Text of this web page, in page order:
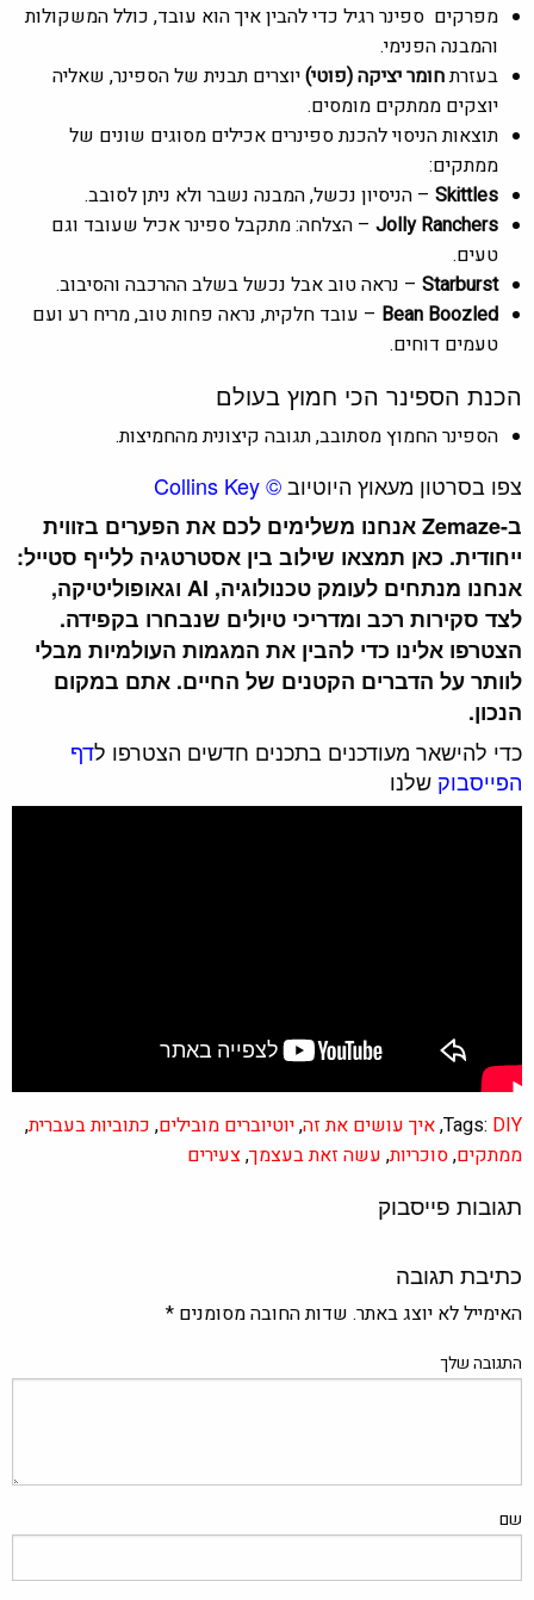
מפרקים ספינר רגיל כדי להבין איך הוא עובד, כולל המשקולות
והמבנה הפנימי.
בעזרתחומר יציקה (פוטי)יוצרים תבנית של הספינר, שאליה
יוצקים ממתקים מומסים.
תוצאות הניסוי להכנת ספינרים אכילים מסוגים שונים של
ממתקים:
Skittles – הניסיון נכשל, המבנה נשבר ולא ניתן לסובב.
Jolly Ranchers – הצלחה: מתקבל ספינר אכיל שעובד וגם
טעים.
Starburst – נראה טוב אבל נכשל בשלב ההרכבה והסיבוב.
Bean Boozled – עובד חלקית, נראה פחות טוב, מריח רע ועם
טעמים דוחים.
הכנת הספינר הכי חמוץ בעולם
הספינר החמוץ מסתובב, תגובה קיצונית מהחמיצות.
צפו בסרטון מעאוץ היוטיוב©
Collins Key
ב-Zemaze אנחנו משלימים לכם את הפערים בזווית
ייחודית. כאן תמצאו שילוב בין אסטרטגיה ללייף סטייל:
אנחנו מנתחים לעומק טכנולוגיה, AI וגאופוליטיקה,
לצד סקירות רכב ומדריכי טיולים שנבחרו בקפידה.
הצטרפו אלינו כדי להבין את המגמות העולמיות מבלי
לוותר על הדברים הקטנים של החיים. אתם במקום
הנכון.
כדי להישאר מעודכנים בתכנים חדשים הצטרפו לדף
הפייסבוק שלנו
Tags: DIY
,איך עושים את זה,יוטיוברים מובילים, כתוביות בעברית,
ממתקים,סוכריות, עשה זאת בעצמך,צעירים
תגובות פייסבוק
כתיבת תגובה
האימייל לא יוצג באתר. שדות החובה מסומנים *
התגובה שלך
שם